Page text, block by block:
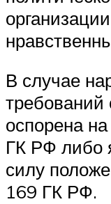
В случае
оспорена
ГК РФ либо
силу
169 ГК РФ.